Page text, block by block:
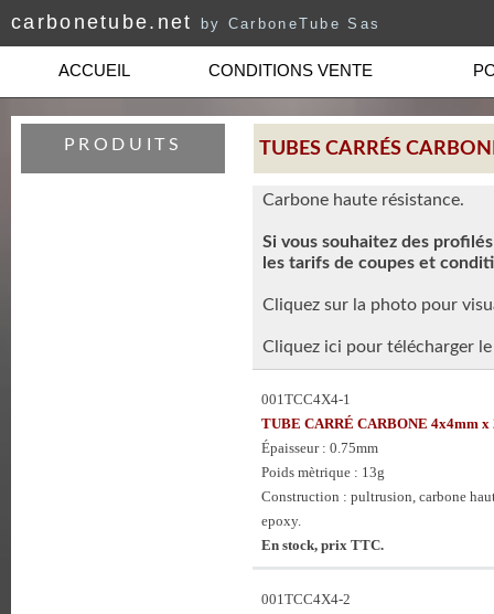
carbonetube.net by CarboneTube Sas
ACCUEIL CONDITIONS VENTE
PRODUITS TUBES CARRÉS
Carbone haute résistance.
Si vous souhaitez des
les tarifs de coupes et
Cliquez sur la photo pour
Cliquez ici pour télécharger
001TCC4X4-1
TUBE CARRÉ CARBONE 4x4mm x
Épaisseur : 0.75mm
Poids mètrique : 13g
Construction : pultrusion, carbone
epoxy.
En stock, prix TTC.
001TCC4X4-2